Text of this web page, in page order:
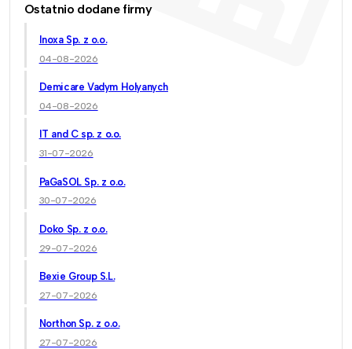
Ostatnio dodane firmy
Inoxa Sp. z o.o.
04-08-2026
Demicare Vadym Holyanych
04-08-2026
IT and C sp. z o.o.
31-07-2026
PaGaSOL Sp. z o.o.
30-07-2026
Doko Sp. z o.o.
29-07-2026
Bexie Group S.L.
27-07-2026
Northon Sp. z o.o.
27-07-2026